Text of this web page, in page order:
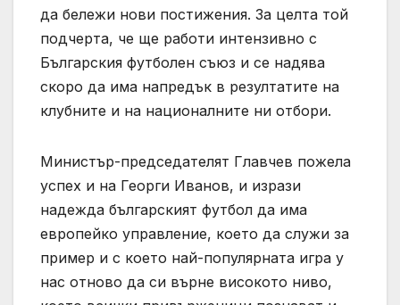
да бележи нови постижения. За целта той
подчерта, че ще работи интензивно с
Българския футболен съюз и се надява
скоро да има напредък в резултатите на
клубните и на националните ни отбори.
Министър-председателят Главчев пожела
успех и на Георги Иванов, и изрази
надежда българският футбол да има
европейко управление, което да служи за
пример и с което най-популярната игра у
нас отново да си върне високото ниво,